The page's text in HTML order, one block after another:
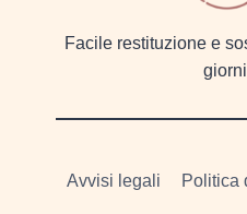
Facile restituzione e
giorni
Avvisi legali Politica